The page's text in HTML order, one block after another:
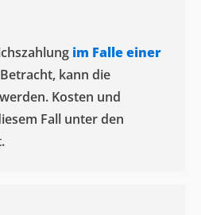
im Falle einer
kann die
Kosten und
Fall unter den